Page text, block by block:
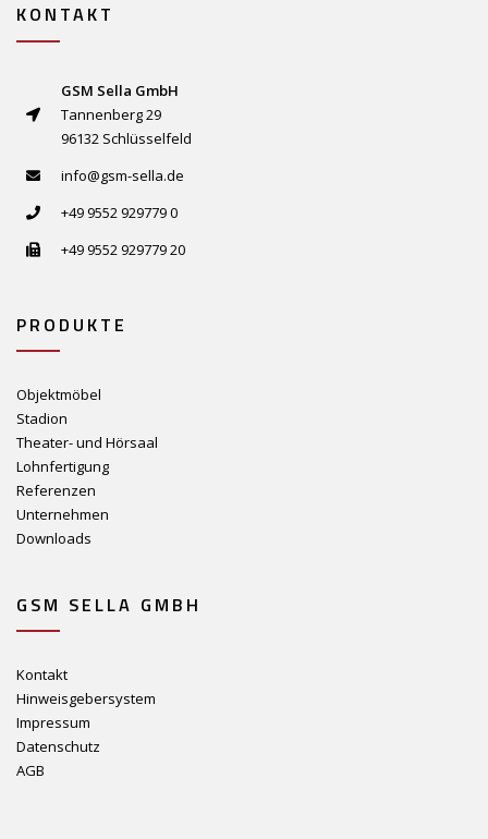
KONTAKT
GSM Sella GmbH
Tannenberg 29
96132 Schlüsselfeld
info@gsm-sella.de
+49 9552 929779 0
+49 9552 929779 20
PRODUKTE
Objektmöbel
Stadion
Theater- und Hörsaal
Lohnfertigung
Referenzen
Unternehmen
Downloads
GSM SELLA GMBH
Kontakt
Hinweisgebersystem
Impressum
Datenschutz
AGB